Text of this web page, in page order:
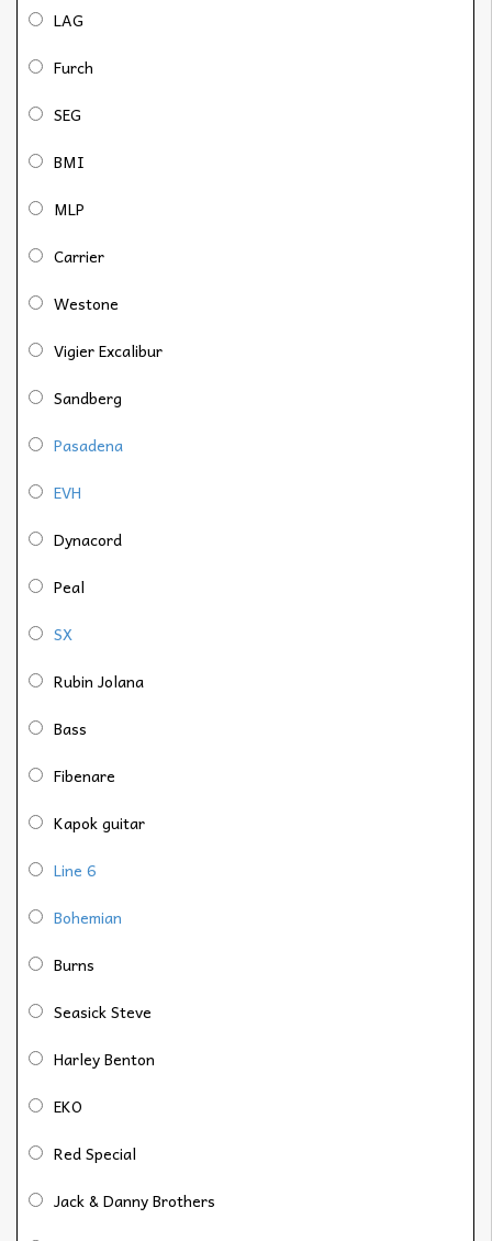
LAG
Furch
SEG
BMI
MLP
Carrier
Westone
Vigier Excalibur
Sandberg
Pasadena
EVH
Dynacord
Peal
SX
Rubin Jolana
Bass
Fibenare
Kapok guitar
Line 6
Bohemian
Burns
Seasick Steve
Harley Benton
EKO
Red Special
Jack & Danny Brothers